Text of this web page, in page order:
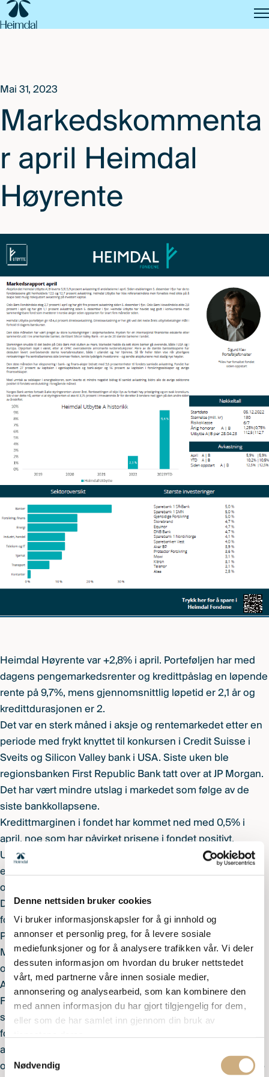
Denne nettsiden bruker cookies
Vi bruker informasjonskapsler for å gi innhold og
annonser et personlig preg, for å levere sosiale
mediefunksjoner og for å analysere trafikken vår. Vi deler
dessuten informasjon om hvordan du bruker nettstedet
vårt, med partnerne våre innen sosiale medier,
annonsering og analysearbeid, som kan kombinere den
med annen informasjon du har gjort tilgjengelig for dem,
eller som de har samlet inn gjennom din bruk av
Samtykkevalg
Nødvendig
SKIP
TO
MAIN
Mai 31, 2023
Markedskommenta
r april Heimdal
Høyrente
Heimdal Høyrente var +2,8% i april. Porteføljen har med
dagens pengemarkedsrenter og kredittpåslag en løpende
rente på 9,7%, mens gjennomsnittlig løpetid er 2,1 år og
kredittdurasjonen er 2.
Det var en sterk måned i aksje og rentemarkedet etter en
periode med frykt knyttet til konkursen i Credit Suisse i
Sveits og Silicon Valley bank i USA. Siste uken ble
regionsbanken First Republic Bank tatt over at JP Morgan.
Det har vært mindre utslag i markedet som følge av de
siste bankkollapsene.
Kredittmarginen i fondet har kommet ned med 0,5% i
april, noe som har påvirket prisene i fondet positivt.
Utover dette bidro vår posisjon i
Mime positivt med 1,5%
etter at selskapet ble kjøpt opp av det nederlandske
oljeselskapet Kistos.
Den siste måneden har det vært flere positive nyheter i
fondet, inkludert innfrielse av lån før tiden fra Modex og
PatientSky. Vi har vektet opp våre possisjoner i Link
Mobility, sikret gjeld i Floatel, Kistefos, Odfjell Technology
og Seapeak (Teekay LNG), samt sikret gjeld i Norwegian
Air Shuttle.
Fondet har fått aksjer i offshorerederiet «nye DOF». Vi
sitter med A og B aksjer samt et lån med forfall i 2027. Vi
forventer børsnotering før sommeren. Vi verdsetter B-
aksjene til en betydelig rabatt sammenlignet med der de
omsettelige A aksjene handles, ettersom vi har en lockup